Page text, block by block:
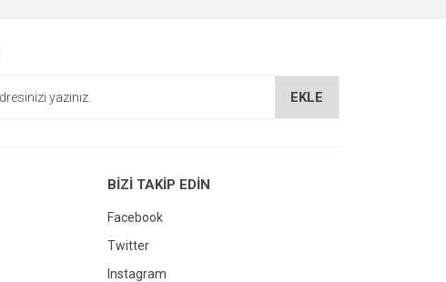
EKLE
BİZİ TAKİP EDİN
Facebook
Twitter
Instagram